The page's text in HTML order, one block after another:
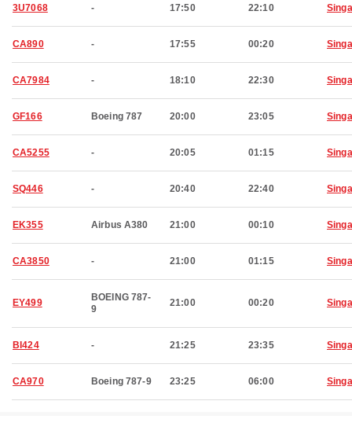
3U7068 - 17:50 22:10
CA890 - 17:55 00:20
CA7984 - 18:10 22:30
GF166 Boeing 787 20:00 23:05
CA5255 - 20:05 01:15
SQ446 - 20:40 22:40
EK355 Airbus A380 21:00 00:10
CA3850 - 21:00 01:15
EY499
BOEING 787-
9
21:00 00:20
BI424 - 21:25 23:35
CA970 Boeing 787-9 23:25 06:00